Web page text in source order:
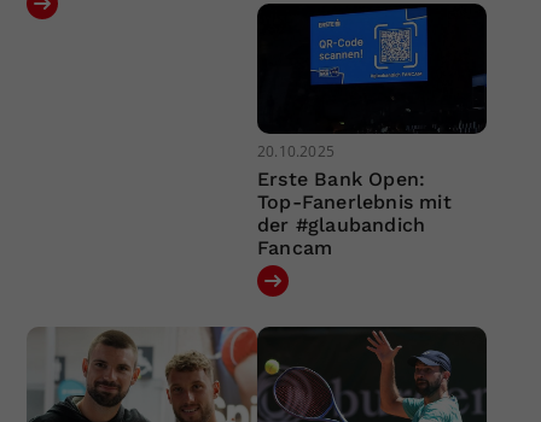
20.10.2025
Erste Bank Open:
Top-Fanerlebnis mit
der #glaubandich
Fancam